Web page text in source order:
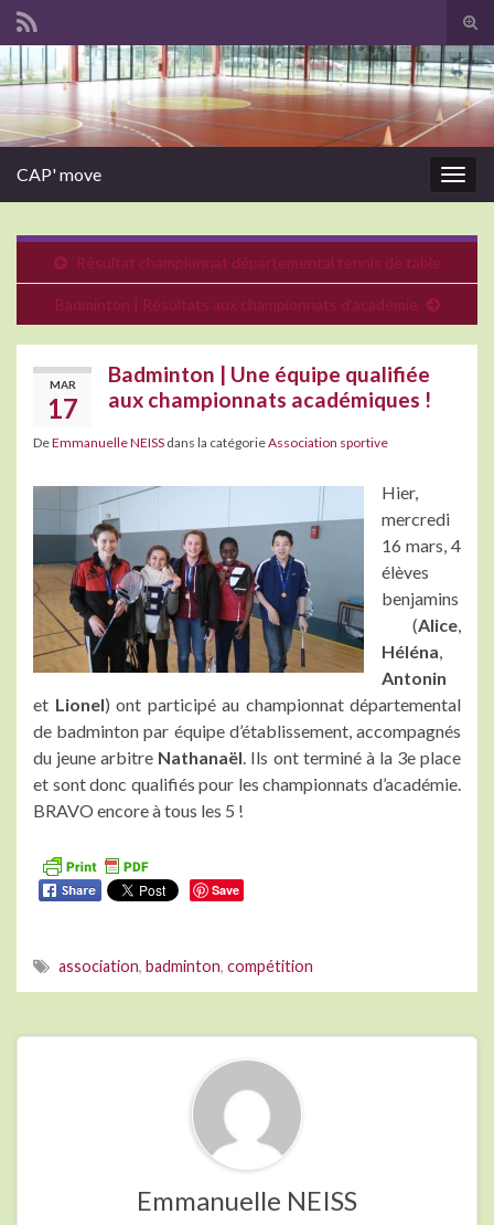
Search for:
CAP' move
Résultat championnat départemental tennis de table
Badminton | Résultats aux championnats d’académie
MAR
17
Badminton | Une équipe qualifiée
aux championnats académiques !
DeEmmanuelle NEISS dans la catégorieAssociation sportive
Hier,
mercredi
16 mars, 4
élèves
benjamins
(Alice,
Héléna,
Antonin
et Lionel) ont participé au championnat départemental
de badminton par équipe d’établissement, accompagnés
du jeune arbitre Nathanaël. Ils ont terminé à la 3e place
et sont donc qualifiés pour les championnats d’académie.
BRAVO encore à tous les 5 !
Save
association, badminton, compétition
Emmanuelle NEISS